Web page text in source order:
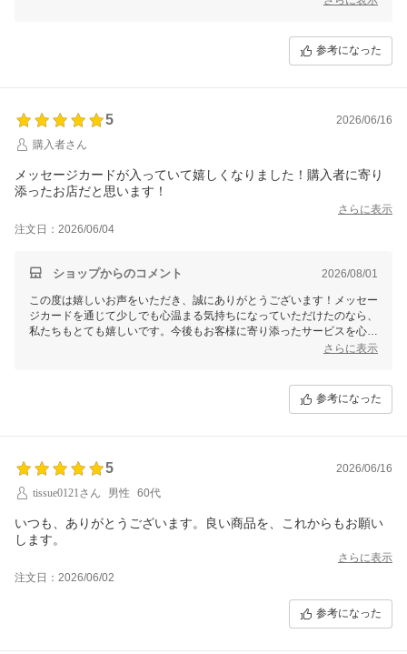
参考になった
5
2026/06/16
購入者さん
メッセージカードが入っていて嬉しくなりました！購入者に寄り
添ったお店だと思います！
さらに表示
注文日：2026/06/04
ショップからのコメント 2026/08/01
この度は嬉しいお声をいただき、誠にありがとうございます！メッセー
ジカードを通じて少しでも心温まる気持ちになっていただけたのなら、
私たちもとても嬉しいです。今後もお客様に寄り添ったサービスを心掛
けてまいりますので、ぜひまたご利用いただけたら幸いです。これから
さらに表示
参考になった
5
2026/06/16
tissue0121さん
男性 60代
いつも、ありがとうございます。良い商品を、これからもお願い
します。
さらに表示
注文日：2026/06/02
参考になった